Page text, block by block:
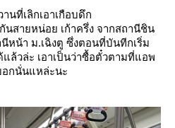
นที่เลิกเอาเกือบดึก
นสายหน่อย เก้าครึ่ง จากสถานีชิน
หน้า ม.เฉิงตู ซึ่งตอนที่บันทีกเริ่ม
แล้วล่ะ เอาเป็นว่าซื้อตั๋วตามที่แอพ
อกนั่นแหล่ะนะ